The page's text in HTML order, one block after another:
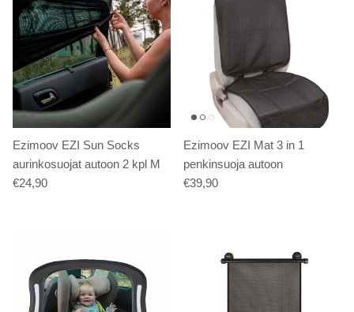
Ezimoov EZI Sun Socks
aurinkosuojat autoon 2 kpl M
€24,90
Ezimoov EZI Mat 3 in 1
penkinsuoja autoon
€39,90